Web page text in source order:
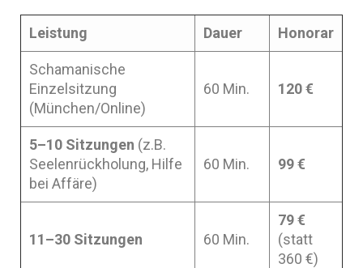
Leistung Dauer Honorar
Schamanische
Einzelsitzung
(München/Online)
60 Min. 120 €
5–10 Sitzungen (z.B.
Seelenrückholung, Hilfe
bei Affäre)
60 Min. 99 €
11–30 Sitzungen 60 Min.
79 €
(statt
360 €)